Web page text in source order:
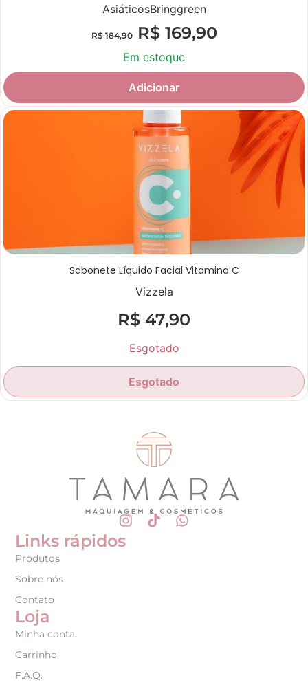
AsiáticosBringgreen
R$184,90 R$169,90
Em estoque
Adicionar
Sabonete Líquido Facial Vitamina C
Vizzela
R$ 47,90
Esgotado
Esgotado
Links rápidos
Produtos
Sobre nós
Contato
Loja
Minha conta
Carrinho
F.A.Q.